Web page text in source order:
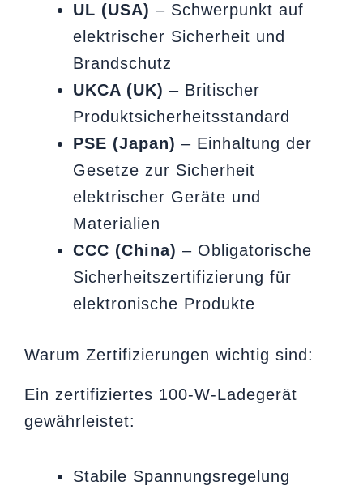
UL (USA) – Schwerpunkt auf
elektrischer Sicherheit und
Brandschutz
UKCA (UK) – Britischer
Produktsicherheitsstandard
PSE (Japan) – Einhaltung der
Gesetze zur Sicherheit
elektrischer Geräte und
Materialien
CCC (China) – Obligatorische
Sicherheitszertifizierung für
elektronische Produkte
Warum Zertifizierungen wichtig sind:
Ein zertifiziertes 100-W-Ladegerät
gewährleistet:
Stabile Spannungsregelung